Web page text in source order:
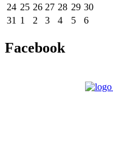
24 25 26 27 28 29 30
31 1 2 3 4 5 6
Facebook